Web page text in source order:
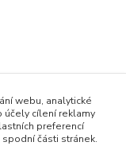
webu, analytické
účely cílení reklamy
preferencí
části stránek.